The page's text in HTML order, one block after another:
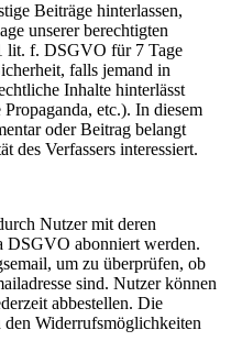
Beiträge hinterlassen,
unserer berechtigten
lit. f. DSGVO für 7 Tage
falls jemand in
Inhalte hinterlässt
etc.). In diesem
oder Beitrag belangt
des Verfassers interessiert.
Nutzer mit deren
abonniert werden.
um zu überprüfen, ob
sind. Nutzer können
abbestellen. Die
Widerrufsmöglichkeiten